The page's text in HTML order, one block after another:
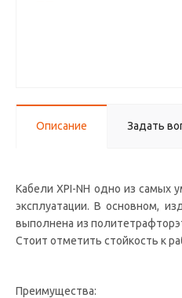
Описание Задать
Кабели XPI-NH одно из самых
эксплуатации. В основном,
выполнена из
Стоит отметить стойкость к
Преимущества: